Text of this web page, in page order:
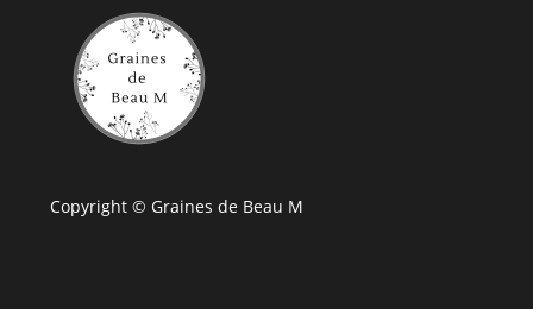
Copyright © Graines de Beau M